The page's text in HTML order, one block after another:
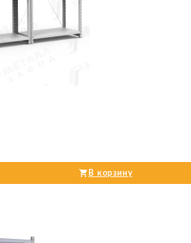
В корзину